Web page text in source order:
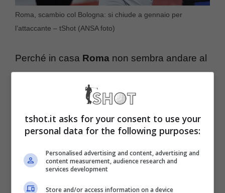
Roma, scambio col Bologna: si chiude a gennaio per
l’attaccante – tShot (ANSA foto)
Perché in casa Roma non sembra andare al
questo momento è anche più indietro di
Dovbyknelle gerarchie dopo un impatto
tremendo che sta facendo valutare
seriamente
Gasperini
e il club di cambiare
nuovamente tutto per gennaio.
tshot.it asks for your consent to use your
personal data for the following purposes:
Personalised advertising and content, advertising and
content measurement, audience research and
services development
Store and/or access information on a device